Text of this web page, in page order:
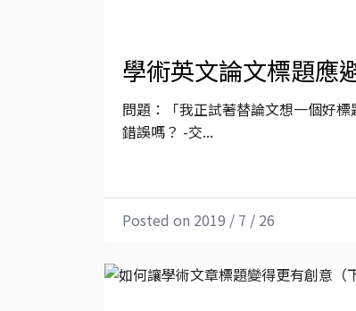
學術英文論文標題應
問題：「我正試著替論文想一個好
錯誤嗎？ -交...
Posted on 2019 / 7 / 26